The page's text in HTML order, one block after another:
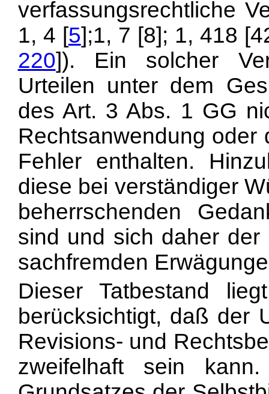
verfassungsrechtliche
1, 4 [5];1, 7 [8]; 1, 418
220]). Ein solcher
Urteilen unter dem
des Art. 3 Abs. 1 GG
Rechtsanwendung oder
Fehler enthalten.
diese bei verständiger
beherrschenden
sind und sich daher
sachfremden
Dieser Tatbestand
berücksichtigt, daß der
Revisions- und
zweifelhaft sein